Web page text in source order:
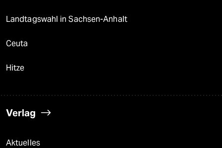
Landtagswahl in Sachsen-Anhalt
Ceuta
Hitze
Verlag
Aktuelles